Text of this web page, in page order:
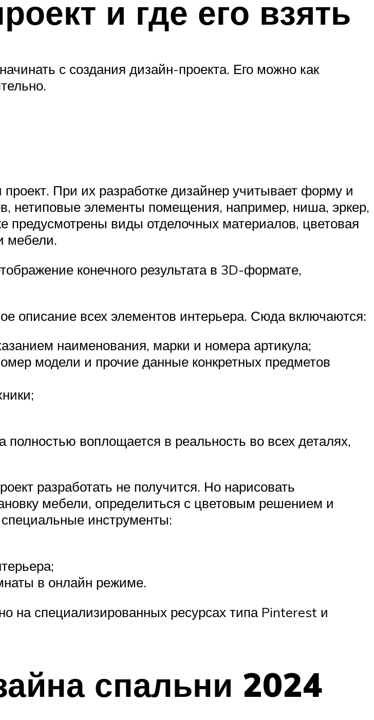
и где его взять
с создания дизайн-проекта. Его можно как
При их разработке дизайнер учитывает форму и
нетиповые элементы помещения, например, ниша, эркер,
предусмотрены виды отделочных материалов, цветовая
мебели.
конечного результата в 3D-формате,
описание всех элементов интерьера. Сюда включаются:
наименования, марки и номера артикула;
модели и прочие данные конкретных предметов
воплощается в реальность во всех деталях,
разработать не получится. Но нарисовать
мебели, определиться с цветовым решением и
инструменты:
в онлайн режиме.
на специализированных ресурсах типа Pinterest и
спальни 2024